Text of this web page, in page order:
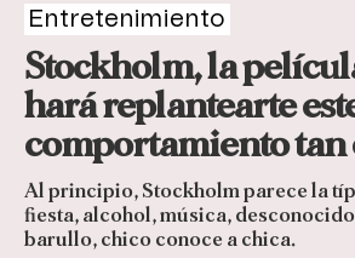
Entretenimiento
Stockholm, la
hará replantearte
comportamiento tan
Al principio, Stockholm parece la
fiesta, alcohol, música,
barullo, chico conoce a chica.